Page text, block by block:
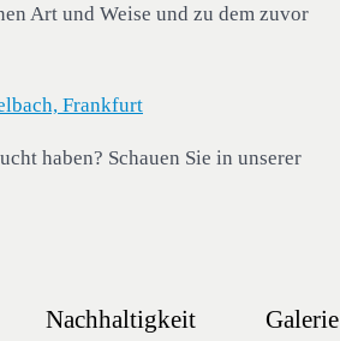
Art und Weise und zu dem zuvor
Frankfurt
haben? Schauen Sie in unserer
Nachhaltigkeit Galerie